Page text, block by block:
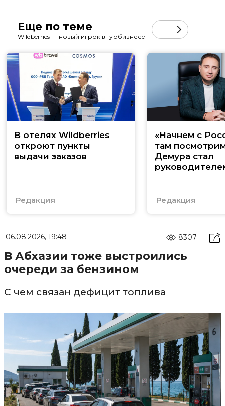
Еще по теме
Wildberries — новый игрок в турбизнесе
В отелях Wildberries
откроют пункты
выдачи заказов
Редакция
«Начнем с
там
Демура стал
Редакция
06.08.2026, 19:48 8307
В Абхазии тоже выстроились
очереди за бензином
С чем связан дефицит топлива